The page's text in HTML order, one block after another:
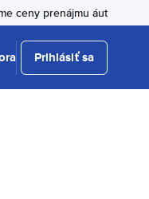
ceny prenájmu áut
Prihlásiť sa